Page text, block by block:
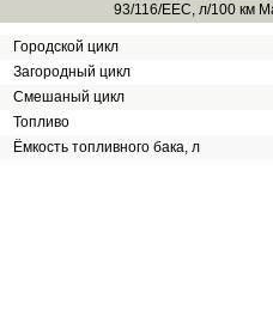
93/116/EEC, л/100 км
Городской цикл
Загородный цикл
Смешаный цикл
Топливо
Ёмкость топливного бака, л